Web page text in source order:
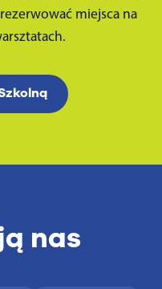
miejsca na
nas